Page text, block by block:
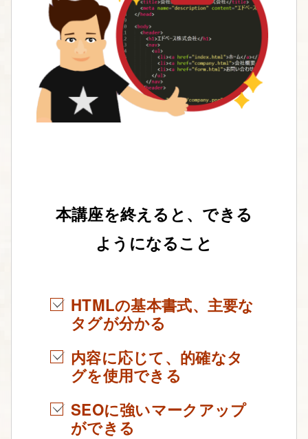
本講座を終えると、できる
ようになること
HTMLの基本書式、主要な
タグが分かる
内容に応じて、的確なタ
グを使用できる
SEOに強いマークアップ
ができる